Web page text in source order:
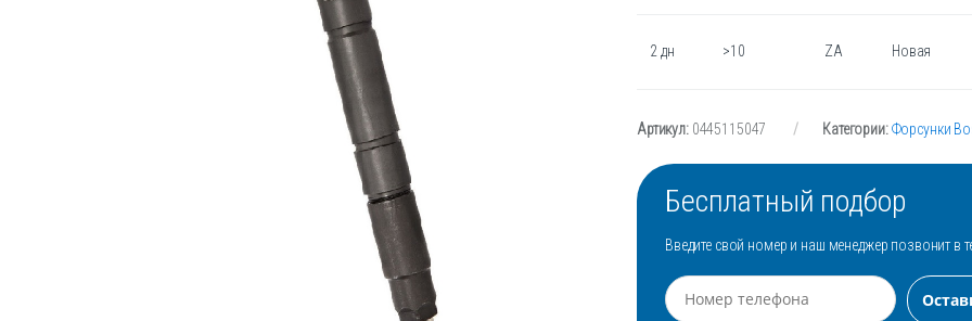
2 дн >10 ZA Новая
Артикул: 0445115047 Категории:Форсунки
Бесплатный подбор
Введите свой номер и наш менеджер позвонит в